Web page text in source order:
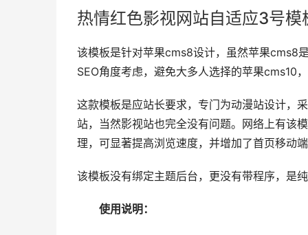
热情红色影视网站自适应3号模
该模板是针对苹果cms8设计，虽然苹果cms8
SEO角度考虑，避免大多人选择的苹果cms10
这款模板是应站长要求，专门为动漫站设计，
站，当然影视站也完全没有问题。网络上有该
理，可显著提高浏览速度，并增加了首页移动
该模板没有绑定主题后台，更没有带程序，是
使用说明：